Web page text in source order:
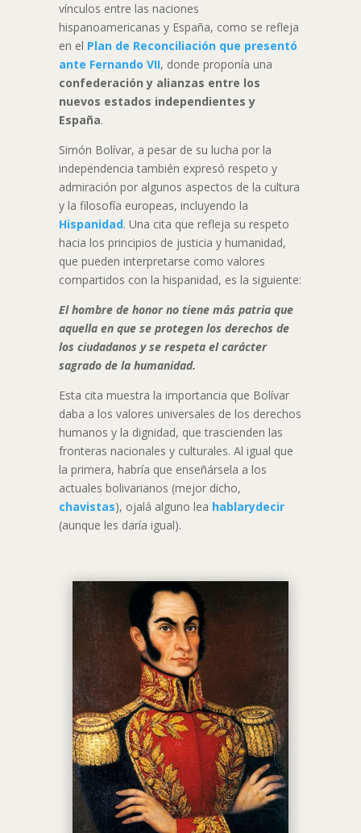
vínculos entre las naciones
hispanoamericanas y España, como se refleja
en el Plan de Reconciliación que presentó
ante Fernando VII, donde proponía una
confederación y alianzas entre los
nuevos estados independientes y
España.
Simón Bolívar, a pesar de su lucha por la
independencia también expresó respeto y
admiración por algunos aspectos de la cultura
y la filosofía europeas, incluyendo la
Hispanidad. Una cita que refleja su respeto
hacia los principios de justicia y humanidad,
que pueden interpretarse como valores
compartidos con la hispanidad, es la siguiente:
El hombre de honor no tiene más patria que
aquella en que se protegen los derechos de
los ciudadanos y se respeta el carácter
sagrado de la humanidad.
Esta cita muestra la importancia que Bolívar
daba a los valores universales de los derechos
humanos y la dignidad, que trascienden las
fronteras nacionales y culturales. Al igual que
la primera, habría que enseñársela a los
actuales bolivarianos (mejor dicho,
chavistas), ojalá alguno lea hablarydecir
(aunque les daría igual).